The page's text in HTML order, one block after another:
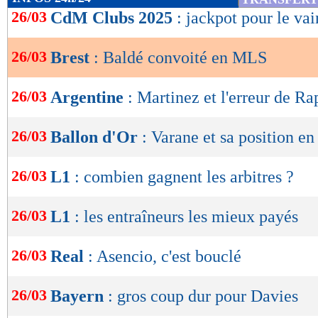
de
OK
26/03 CdM Clubs 2025 : jackpot pour le
26/03 Brest : Baldé convoité en MLS
26/03 Argentine : Martinez et l'erreur de
26/03 Ballon d'Or : Varane et sa position
26/03 L1 : combien gagnent les arbitres ?
26/03 L1 : les entraîneurs les mieux payés
26/03 Real : Asencio, c'est bouclé
26/03 Bayern : gros coup dur pour Davies